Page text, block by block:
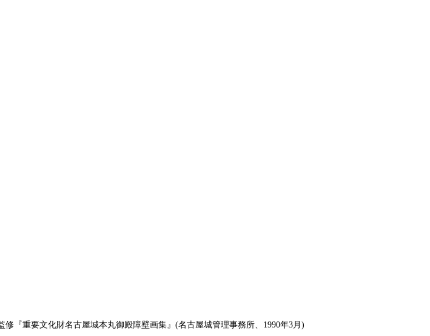
『重要文化財名古屋城本丸御殿障壁画集』(名古屋城管理事務所、1990年3月)